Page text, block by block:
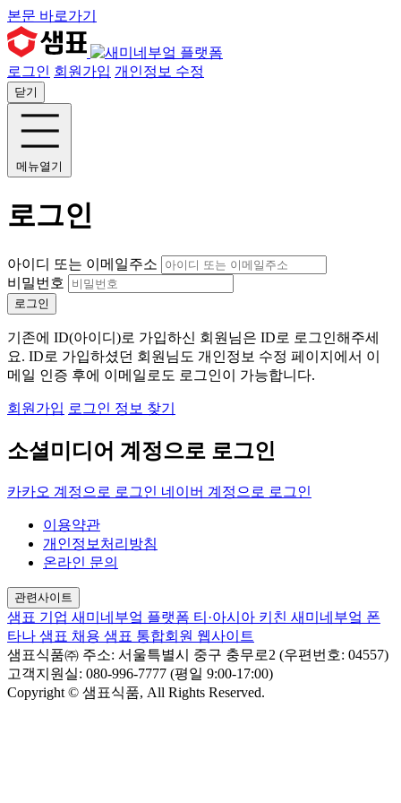
본문 바로가기
로그인 회원가입 개인정보 수정
닫기
메뉴열기
로그인
아이디 또는 이메일주소
비밀번호
로그인
기존에 ID(아이디)로 가입하신 회원님은 ID로 로그인해주세
요. ID로 가입하셨던 회원님도 개인정보 수정 페이지에서 이
메일 인증 후에 이메일로도 로그인이 가능합니다.
회원가입 로그인 정보 찾기
소셜미디어 계정으로 로그인
카카오 계정으로 로그인 네이버 계정으로 로그인
이용약관
개인정보처리방침
온라인 문의
관련사이트
샘표 기업 새미네부엌 플랫폼 티·아시아 키친 새미네부엌 폰
타나 샘표 채용 샘표 통합회원 웹사이트
샘표식품㈜ 주소: 서울특별시 중구 충무로2 (우편번호: 04557)
고객지원실: 080-996-7777 (평일 9:00-17:00)
Copyright © 샘표식품, All Rights Reserved.